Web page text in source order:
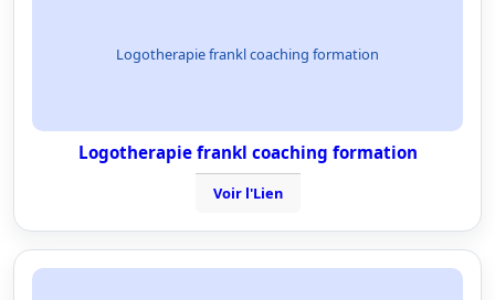
Logotherapie frankl coaching formation
Logotherapie frankl coaching formation
Voir l'Lien